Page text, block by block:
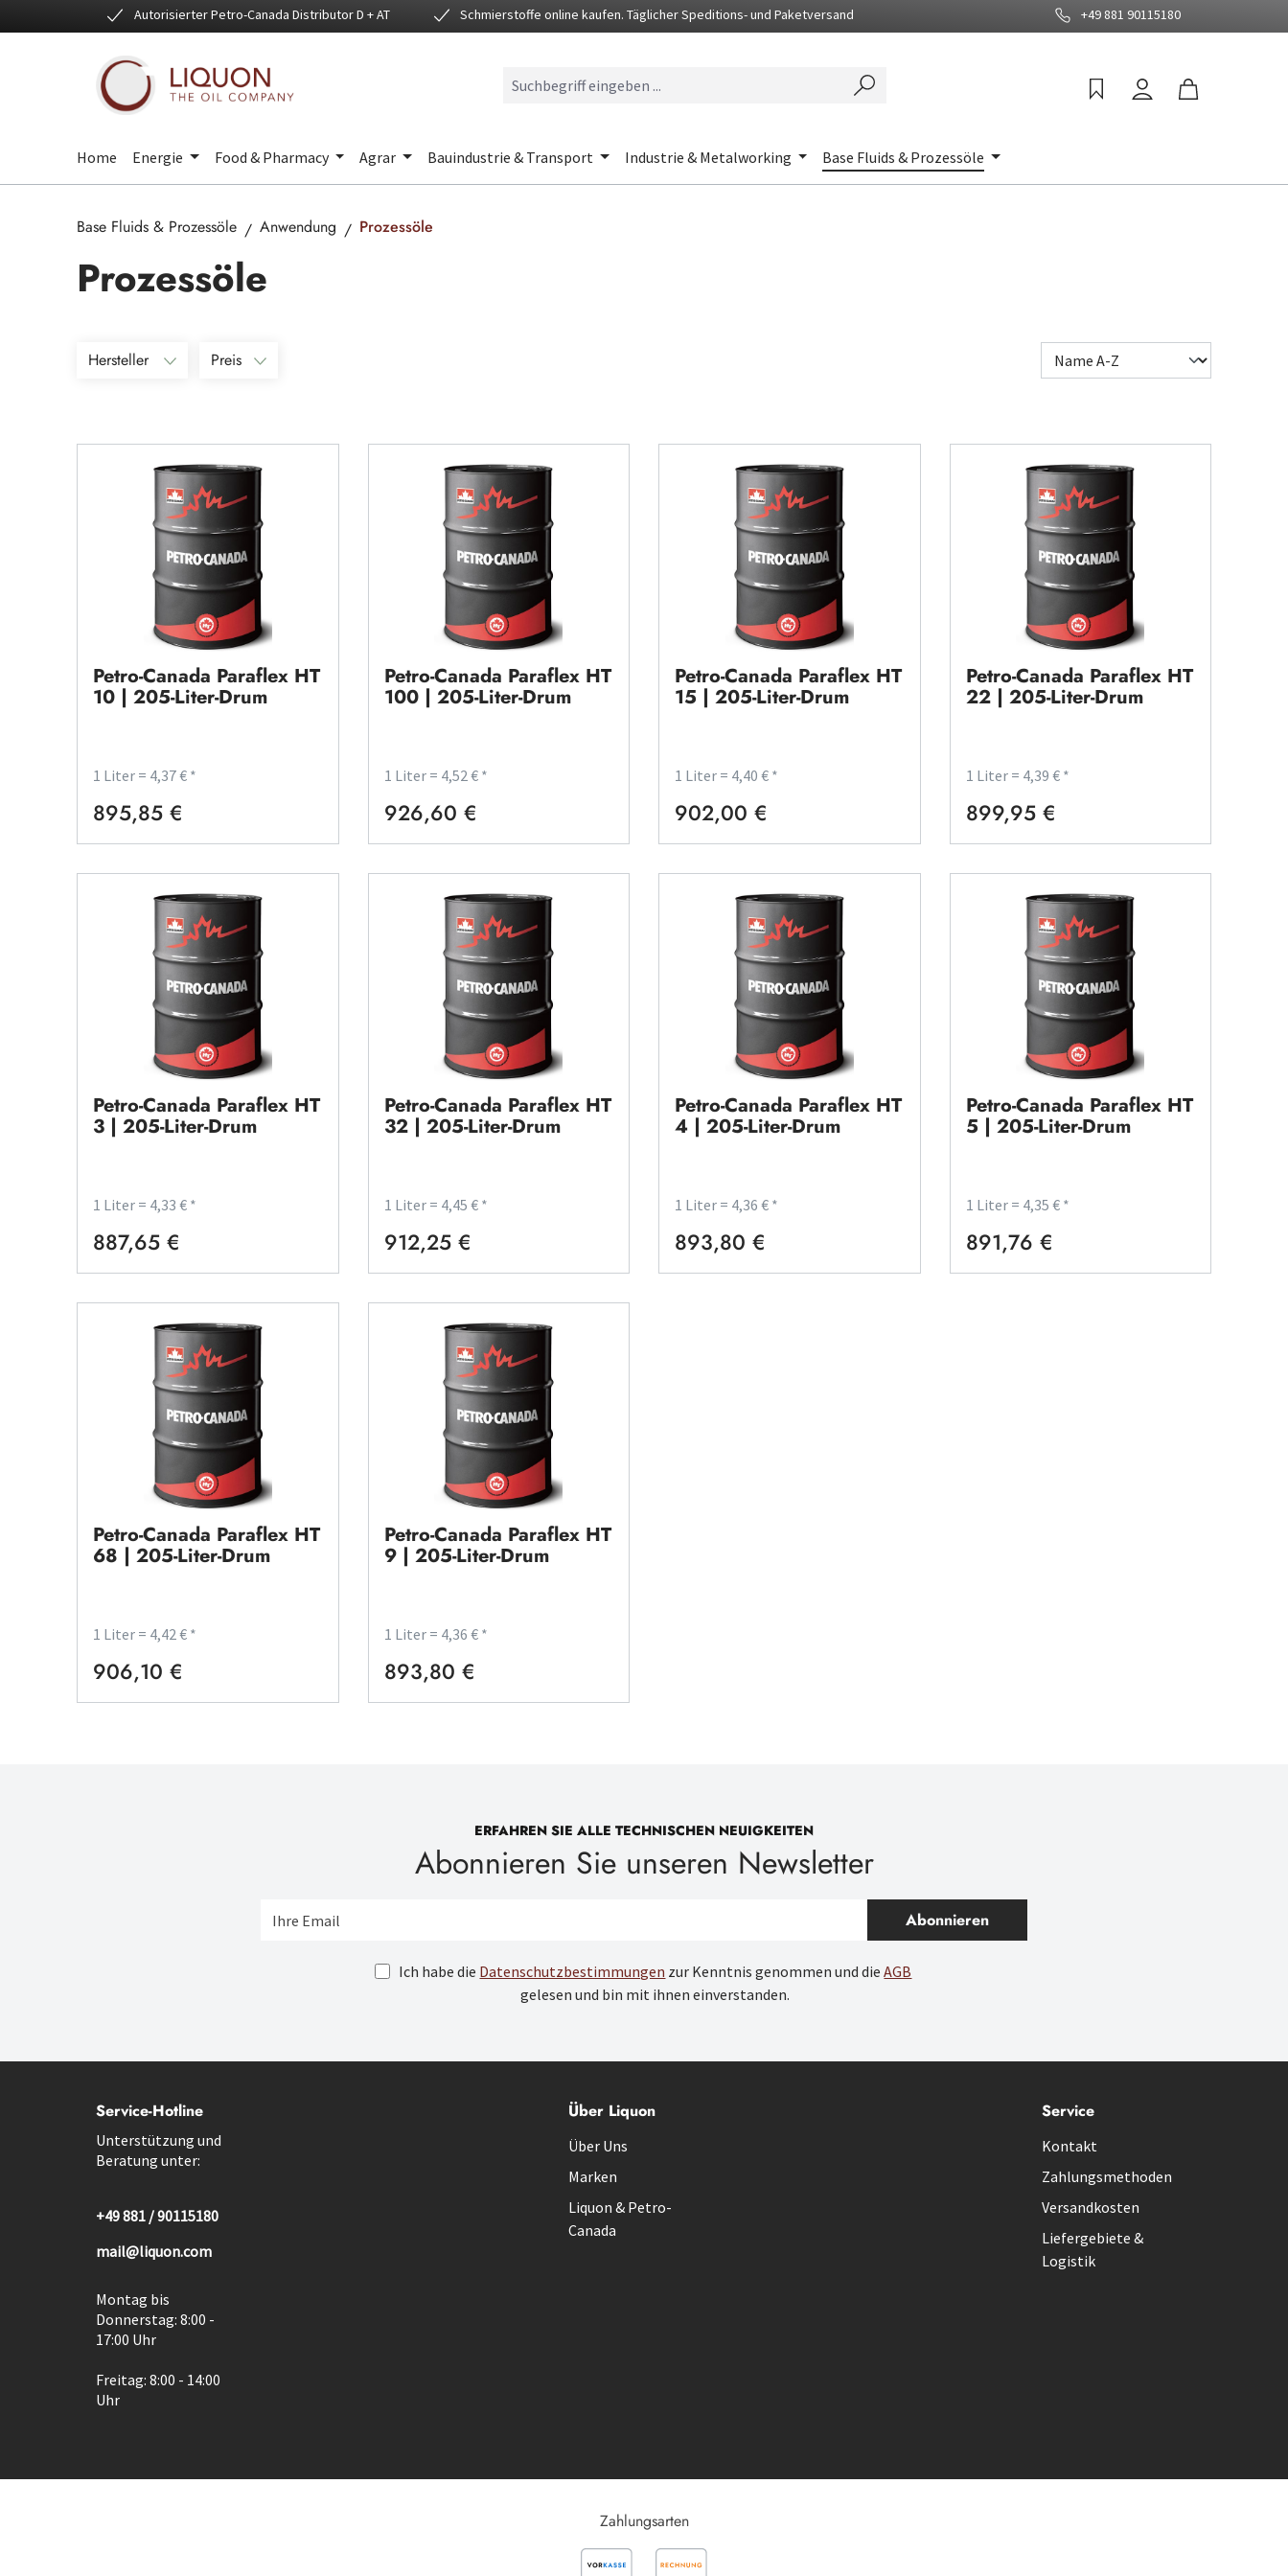
Hauptinhalt springen
Zur Suche springen
Zur Hauptnavigation springenAutorisierter Petro-Canada Distributor D + AT Schmierstoffe online kaufen. Täglicher Speditions- und Paketversand +49 881 90115180
Home Energie Food & Pharmacy Agrar Bauindustrie & Transport Industrie & Metalworking Base Fluids & Prozessöle
Base Fluids & Prozessöle Anwendung Prozessöle
Prozessöle
Hersteller Preis
Petro-Canada Paraflex HT
10 | 205-Liter-Drum
1 Liter = 4,37 € *
Regulärer Preis:
895,85 €
Petro-Canada Paraflex HT
100 | 205-Liter-Drum
1 Liter = 4,52 € *
Regulärer Preis:
926,60 €
Petro-Canada Paraflex HT
15 | 205-Liter-Drum
1 Liter = 4,40 € *
Regulärer Preis:
902,00 €
Petro-Canada Paraflex HT
22 | 205-Liter-Drum
1 Liter = 4,39 € *
Regulärer Preis:
899,95 €
Petro-Canada Paraflex HT
3 | 205-Liter-Drum
1 Liter = 4,33 € *
Regulärer Preis:
887,65 €
Petro-Canada Paraflex HT
32 | 205-Liter-Drum
1 Liter = 4,45 € *
Regulärer Preis:
912,25 €
Petro-Canada Paraflex HT
4 | 205-Liter-Drum
1 Liter = 4,36 € *
Regulärer Preis:
893,80 €
Petro-Canada Paraflex HT
5 | 205-Liter-Drum
1 Liter = 4,35 € *
Regulärer Preis:
891,76 €
Petro-Canada Paraflex HT
68 | 205-Liter-Drum
1 Liter = 4,42 € *
Regulärer Preis:
906,10 €
Petro-Canada Paraflex HT
9 | 205-Liter-Drum
1 Liter = 4,36 € *
Regulärer Preis:
893,80 €
ERFAHREN SIE ALLE TECHNISCHEN NEUIGKEITEN
Abonnieren Sie unseren Newsletter
Abonnieren
Ich habe die Datenschutzbestimmungen zur Kenntnis genommen und dieAGB
gelesen und bin mit ihnen einverstanden.
Service-Hotline
Unterstützung und
Beratung unter:
+49 881 / 90115180
mail@liquon.com
Montag bis
Donnerstag: 8:00 -
17:00 Uhr
Freitag: 8:00 - 14:00
Uhr
Über Liquon
Über Uns
Marken
Liquon & Petro-
Canada
Service
Kontakt
Zahlungsmethoden
Versandkosten
Liefergebiete &
Logistik
Zahlungsarten